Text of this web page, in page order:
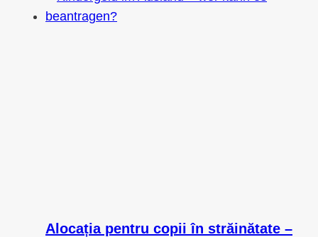
Alocația pentru copii în străinătate –